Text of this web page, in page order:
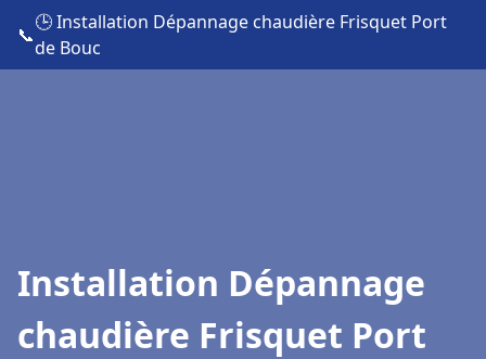
📞
🕒 Installation Dépannage chaudière Frisquet Port
de Bouc
Installation Dépannage
chaudière Frisquet Port